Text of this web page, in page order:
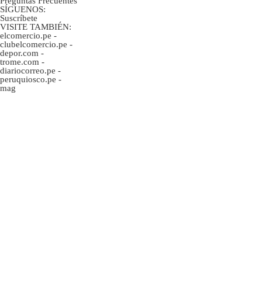
SÍGUENOS:
Suscríbete
VISITE TAMBIÉN:
elcomercio.pe -
clubelcomercio.pe -
depor.com -
trome.com -
diariocorreo.pe -
peruquiosco.pe -
mag